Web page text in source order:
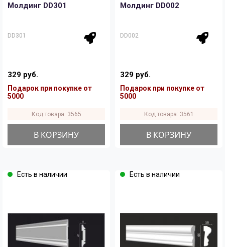
Молдинг DD301
DD301
329 руб.
Подарок при покупке от
5000
Код товара: 3565
В КОРЗИНУ
Молдинг DD002
DD002
329 руб.
Подарок при покупке от
5000
Код товара: 3561
В КОРЗИНУ
Есть в наличии Есть в наличии